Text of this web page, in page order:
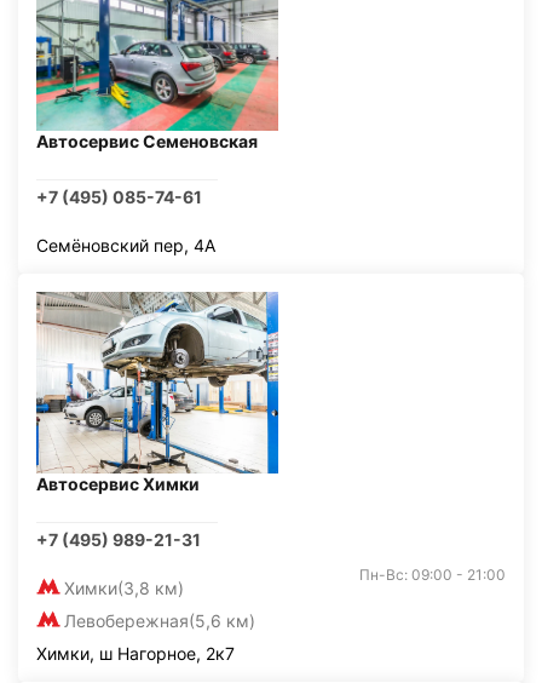
Автосервис Семеновская
+7 (495) 085-74-61
Семёновский пер, 4А
Автосервис Химки
+7 (495) 989-21-31
Химки(3,8 км)
Левобережная(5,6 км)
Пн-Вс: 09:00 - 21:00
Химки, ш Нагорное, 2к7